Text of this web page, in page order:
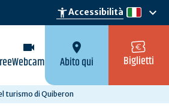
accessibility_newAccessibilità it
keyboard_arrow_down
videocam
Webcam
location_on
Abito qui Biglietti
turismo di Quiberon